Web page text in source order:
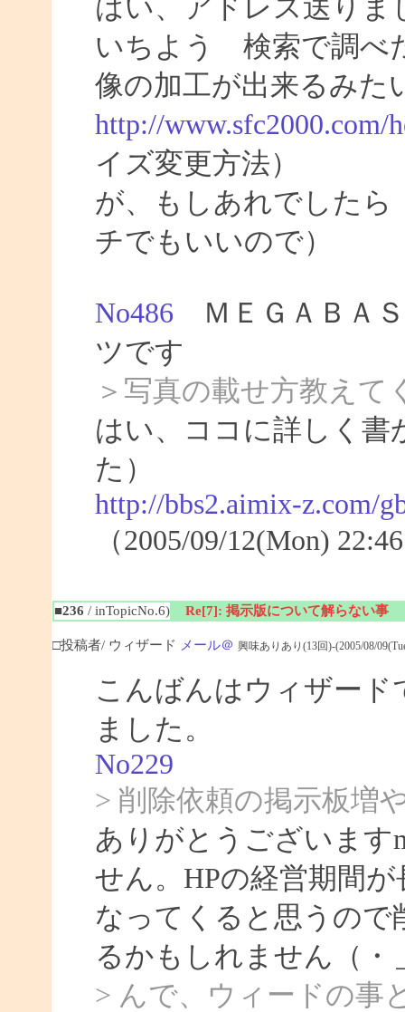
はい、アドレス送りま
いちよう 検索で調べ
像の加工が出来るみた
http://www.sfc2000.com/
イズ変更方法）
が、もしあれでした
チでもいいので）
No486 ＭＥＧＡＢＡ
ツです
＞写真の載せ方教えて
はい、ココに詳しく書
た）
http://bbs2.aimix-z.com/
（2005/09/12(Mon)
■236 / inTopicNo.6) Re[7]: 掲示版について解らない事
□投稿者/ ウィザード メール＠ 興味ありあり(13回)-(2005/08/
こんばんはウィザー
ました。
No229
> 削除依頼の掲示板
ありがとうございます
せん。HPの経営期間
なってくると思うので
るかもしれません（・
> んで、ウィードの